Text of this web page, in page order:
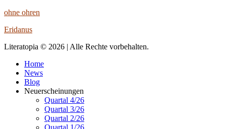
ohne ohren
Eridanus
Literatopia © 2026 | Alle Rechte vorbehalten.
Home
News
Blog
Neuerscheinungen
Quartal 4/26
Quartal 3/26
Quartal 2/26
Quartal 1/26